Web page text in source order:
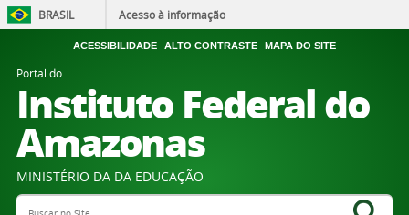
BRASIL Acesso à informação
ACESSIBILIDADE ALTO CONTRASTE MAPA DO SITE
Portal do
Instituto Federal do
Amazonas
MINISTÉRIO DA DA EDUCAÇÃO
Search Site